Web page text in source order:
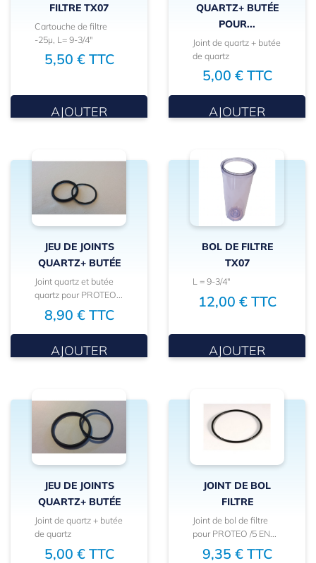
FILTRE TX07
Cartouche de filtre
-25µ, L= 9-3/4"
5,50 € TTC
AJOUTER
QUARTZ+ BUTÉE
POUR...
Joint de quartz + butée
de quartz
5,00 € TTC
AJOUTER
JEU DE JOINTS
QUARTZ+ BUTÉE
Joint quartz et butée
quartz pour PROTEO...
8,90 € TTC
AJOUTER
BOL DE FILTRE
TX07
L = 9-3/4"
12,00 € TTC
AJOUTER
JEU DE JOINTS
QUARTZ+ BUTÉE
Joint de quartz + butée
de quartz
5,00 € TTC
JOINT DE BOL
FILTRE
Joint de bol de filtre
pour PROTEO /5 EN...
9,35 € TTC